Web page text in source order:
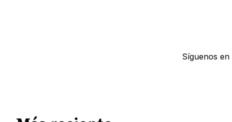
Síguenos en